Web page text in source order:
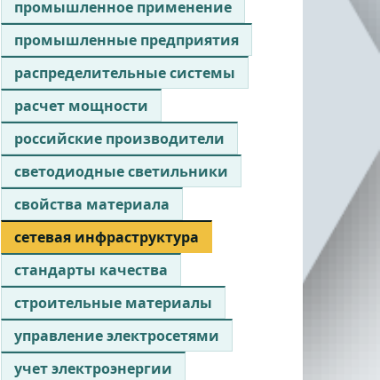
промышленное применение
промышленные предприятия
распределительные системы
расчет мощности
российские производители
светодиодные светильники
свойства материала
сетевая инфраструктура
стандарты качества
строительные материалы
управление электросетями
учет электроэнергии